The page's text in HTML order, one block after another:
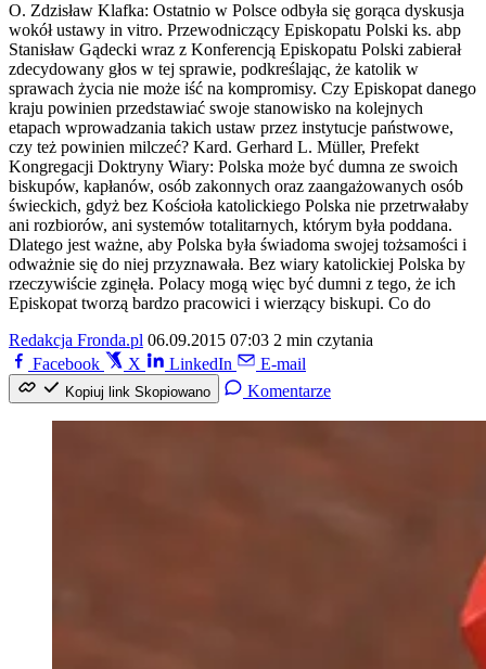
O. Zdzisław Klafka: Ostatnio w Polsce odbyła się gorąca dyskusja
wokół ustawy in vitro. Przewodniczący Episkopatu Polski ks. abp
Stanisław Gądecki wraz z Konferencją Episkopatu Polski zabierał
zdecydowany głos w tej sprawie, podkreślając, że katolik w
sprawach życia nie może iść na kompromisy. Czy Episkopat danego
kraju powinien przedstawiać swoje stanowisko na kolejnych
etapach wprowadzania takich ustaw przez instytucje państwowe,
czy też powinien milczeć? Kard. Gerhard L. Müller, Prefekt
Kongregacji Doktryny Wiary: Polska może być dumna ze swoich
biskupów, kapłanów, osób zakonnych oraz zaangażowanych osób
świeckich, gdyż bez Kościoła katolickiego Polska nie przetrwałaby
ani rozbiorów, ani systemów totalitarnych, którym była poddana.
Dlatego jest ważne, aby Polska była świadoma swojej tożsamości i
odważnie się do niej przyznawała. Bez wiary katolickiej Polska by
rzeczywiście zginęła. Polacy mogą więc być dumni z tego, że ich
Episkopat tworzą bardzo pracowici i wierzący biskupi. Co do
Redakcja Fronda.pl 06.09.2015 07:03 2 min czytania
Facebook
X LinkedIn E-mail
Kopiuj link Skopiowano Komentarze